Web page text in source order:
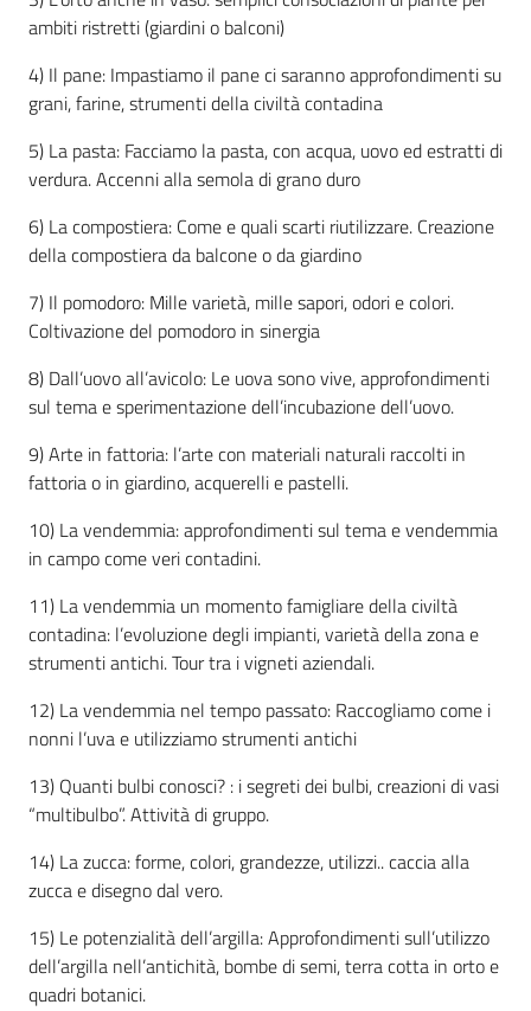
ambiti ristretti (giardini o balconi)
4) Il pane: Impastiamo il pane ci saranno approfondimenti su
grani, farine, strumenti della civiltà contadina
5) La pasta: Facciamo la pasta, con acqua, uovo ed estratti di
verdura. Accenni alla semola di grano duro
6) La compostiera: Come e quali scarti riutilizzare. Creazione
della compostiera da balcone o da giardino
7) Il pomodoro: Mille varietà, mille sapori, odori e colori.
Coltivazione del pomodoro in sinergia
8) Dall’uovo all’avicolo: Le uova sono vive, approfondimenti
sul tema e sperimentazione dell’incubazione dell’uovo.
9) Arte in fattoria: l’arte con materiali naturali raccolti in
fattoria o in giardino, acquerelli e pastelli.
10) La vendemmia: approfondimenti sul tema e vendemmia
in campo come veri contadini.
11) La vendemmia un momento famigliare della civiltà
contadina: l’evoluzione degli impianti, varietà della zona e
strumenti antichi. Tour tra i vigneti aziendali.
12) La vendemmia nel tempo passato: Raccogliamo come i
nonni l’uva e utilizziamo strumenti antichi
13) Quanti bulbi conosci? : i segreti dei bulbi, creazioni di vasi
“multibulbo”. Attività di gruppo.
14) La zucca: forme, colori, grandezze, utilizzi.. caccia alla
zucca e disegno dal vero.
15) Le potenzialità dell’argilla: Approfondimenti sull’utilizzo
dell’argilla nell’antichità, bombe di semi, terra cotta in orto e
quadri botanici.